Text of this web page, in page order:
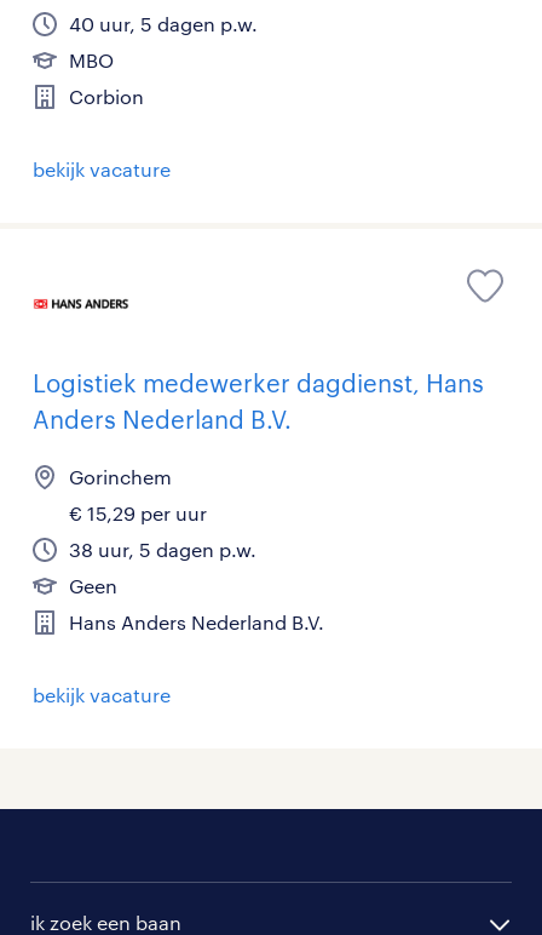
40 uur, 5 dagen p.w.
MBO
Corbion
bekijk vacature
Logistiek medewerker dagdienst, Hans
Anders Nederland B.V.
Gorinchem
€ 15,29 per uur
38 uur, 5 dagen p.w.
Geen
Hans Anders Nederland B.V.
bekijk vacature
ik zoek een baan